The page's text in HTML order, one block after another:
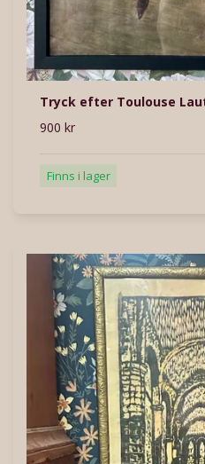
Tryck efter Toulouse
900 kr
Finns i lager